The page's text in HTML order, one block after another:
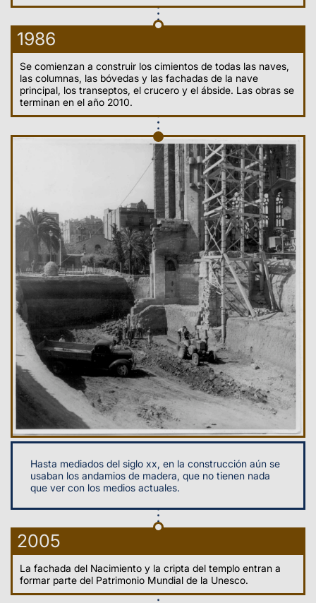
1986
Se comienzan a construir los cimientos de todas las naves,
las columnas, las bóvedas y las fachadas de la nave
principal, los transeptos, el crucero y el ábside. Las obras se
terminan en el año 2010.
Hasta mediados del siglo xx, en la construcción aún se
usaban los andamios de madera, que no tienen nada
que ver con los medios actuales.
2005
La fachada del Nacimiento y la cripta del templo entran a
formar parte del Patrimonio Mundial de la Unesco.